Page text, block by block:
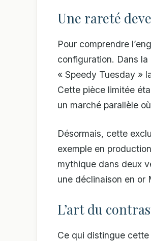
Une rareté
Pour comprendre
configuration. Dans
« Speedy Tuesday »
Cette pièce limitée
un marché parallèle
Désormais, cette
exemple en
mythique dans deux
une déclinaison en or
L’art du
Ce qui distingue